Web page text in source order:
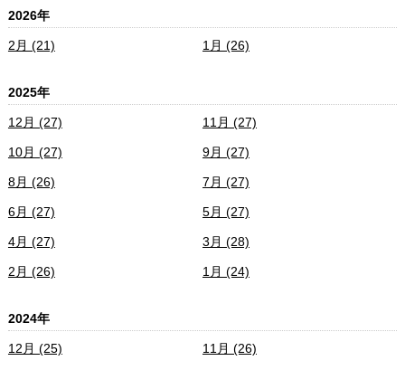
2026年
2月 (21) 1月 (26)
2025年
12月 (27) 11月 (27)
10月 (27) 9月 (27)
8月 (26) 7月 (27)
6月 (27) 5月 (27)
4月 (27) 3月 (28)
2月 (26) 1月 (24)
2024年
12月 (25) 11月 (26)